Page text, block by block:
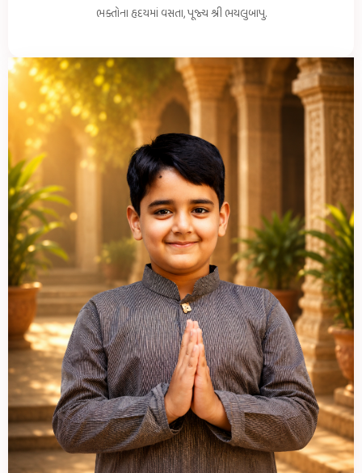
ભક્તોના હૃદયમાં વસતા, પૂજ્ય શ્રી ભયલુબાપુ.